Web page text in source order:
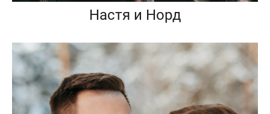
Настя и Норд